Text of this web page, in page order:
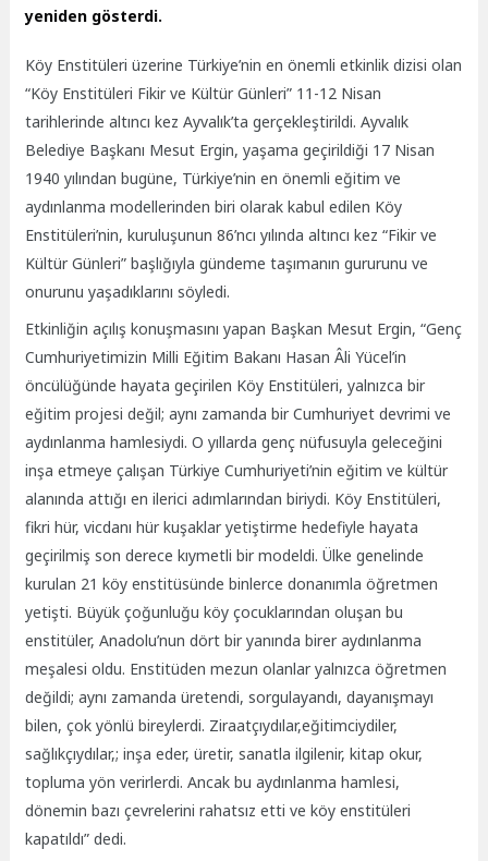
yeniden gösterdi.
Köy Enstitüleri üzerine Türkiye’nin en önemli etkinlik dizisi olan
“Köy Enstitüleri Fikir ve Kültür Günleri” 11-12 Nisan
tarihlerinde altıncı kez Ayvalık’ta gerçekleştirildi. Ayvalık
Belediye Başkanı Mesut Ergin,yaşama geçirildiği 17 Nisan
1940 yılından bugüne, Türkiye’nin en önemli eğitim ve
aydınlanma modellerinden biri olarak kabul edilen Köy
Enstitüleri’nin, kuruluşunun 86’ncı yılında altıncı kez “Fikir ve
Kültür Günleri” başlığıyla gündeme taşımanın gururunu ve
onurunu yaşadıklarını söyledi.
Etkinliğin açılış konuşmasını yapan Başkan Mesut Ergin, “Genç
Cumhuriyetimizin Milli Eğitim Bakanı Hasan Âli Yücel’in
öncülüğünde hayata geçirilen Köy Enstitüleri, yalnızca bir
eğitim projesi değil; aynı zamanda bir Cumhuriyet devrimi ve
aydınlanma hamlesiydi. O yıllarda genç nüfusuyla geleceğini
inşa etmeye çalışan Türkiye Cumhuriyeti’nin eğitim ve kültür
alanında attığı en ilerici adımlarından biriydi. Köy Enstitüleri,
fikri hür, vicdanı hür kuşaklar yetiştirme hedefiyle hayata
geçirilmiş son derece kıymetli bir modeldi. Ülke genelinde
kurulan 21 köy enstitüsünde binlerce donanımla öğretmen
yetişti. Büyük çoğunluğu köy çocuklarından oluşan bu
enstitüler, Anadolu’nun dört bir yanında birer aydınlanma
meşalesi oldu. Enstitüden mezun olanlar yalnızca öğretmen
değildi; aynı zamanda üretendi, sorgulayandı, dayanışmayı
bilen, çok yönlü bireylerdi. Ziraatçıydılar,eğitimciydiler,
sağlıkçıydılar,; inşa eder, üretir, sanatla ilgilenir, kitap okur,
topluma yön verirlerdi. Ancak bu aydınlanma hamlesi,
dönemin bazı çevrelerini rahatsız etti ve köy enstitüleri
kapatıldı” dedi.